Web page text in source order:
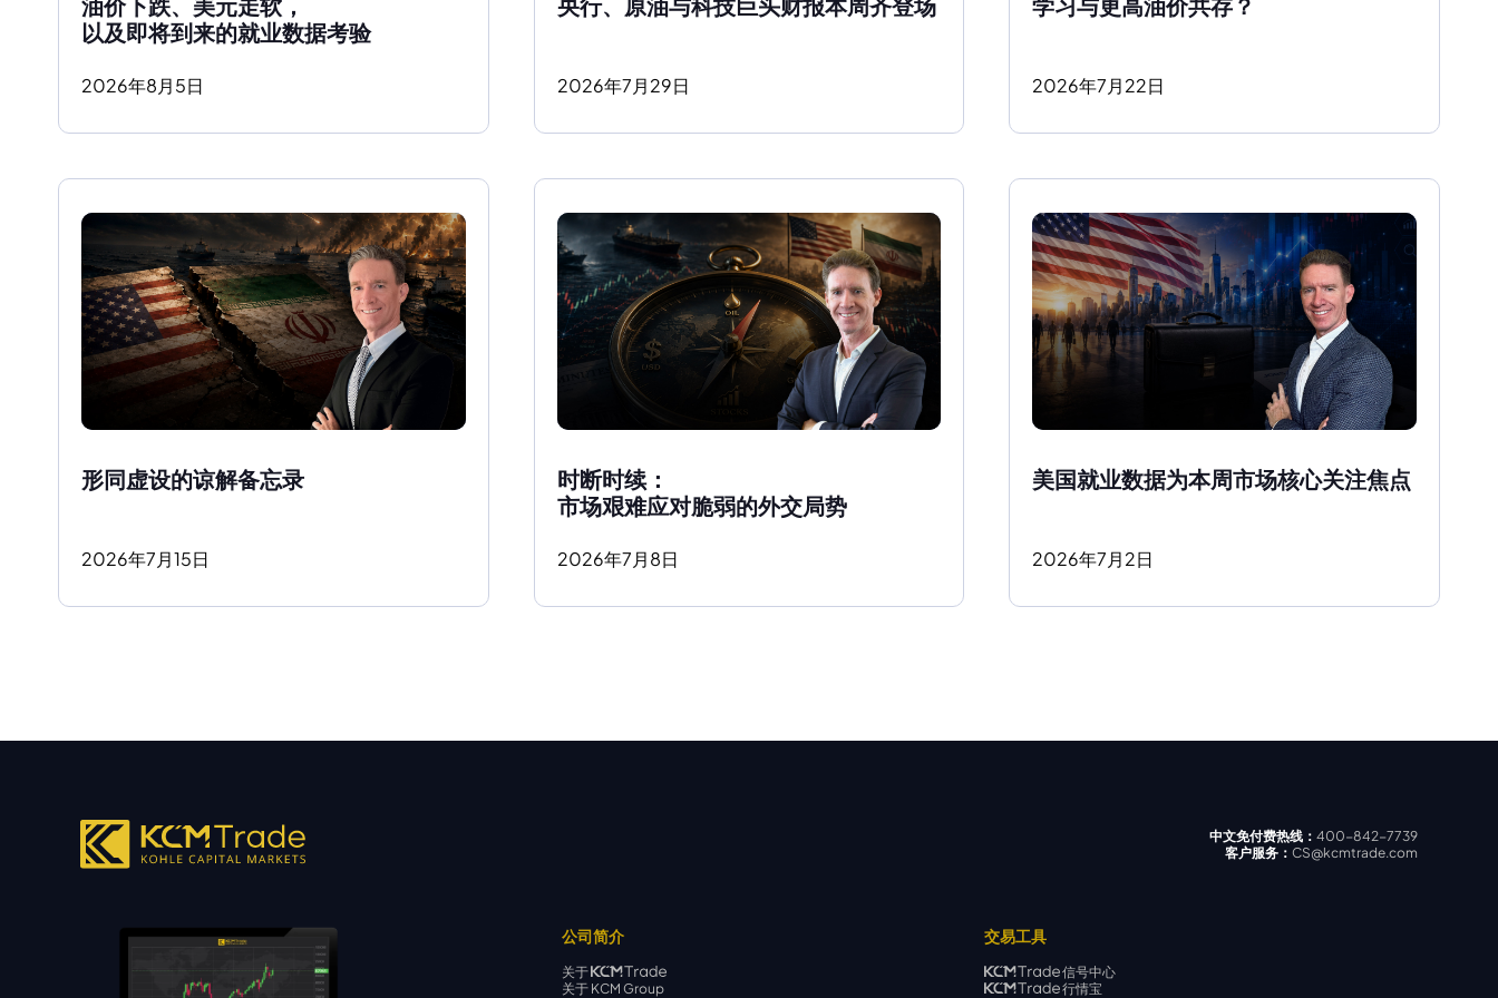
以及即将到来的就业数据考验
2026年8月5日 2026年7月29日 2026年7月22日
形同虚设的谅解备忘录
2026年7月15日
时断时续：
市场艰难应对脆弱的外交局势
2026年7月8日
美国就业数据为本周市场核心关注焦点
2026年7月2日
中文免付费热线： 400-842-7739
客户服务： CS@kcmtrade.com
公司简介
关于
关于 KCM Group
交易工具
信号中心
行情宝